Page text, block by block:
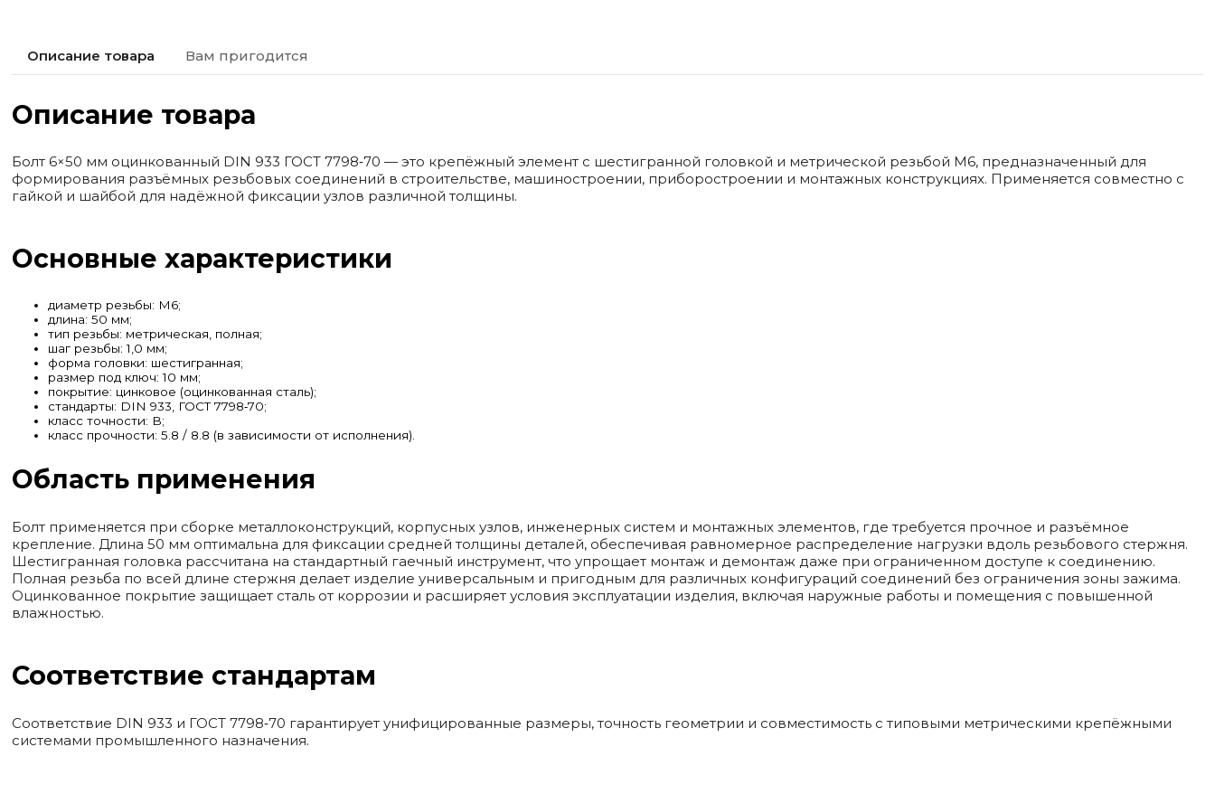
Описание товара Вам пригодится
Описание товара
Болт 6×50 мм оцинкованный DIN 933 ГОСТ 7798‑70 — это крепёжный элемент с шестигранной головкой и метрической резьбой М6, предназначенный для
формирования разъёмных резьбовых соединений в строительстве, машиностроении, приборостроении и монтажных конструкциях. Применяется совместно с
гайкой и шайбой для надёжной фиксации узлов различной толщины.
Основные характеристики
диаметр резьбы: М6;
длина: 50 мм;
тип резьбы: метрическая, полная;
шаг резьбы: 1,0 мм;
форма головки: шестигранная;
размер под ключ: 10 мм;
покрытие: цинковое (оцинкованная сталь);
стандарты: DIN 933, ГОСТ 7798‑70;
класс точности: B;
класс прочности: 5.8 / 8.8 (в зависимости от исполнения).
Область применения
Болт применяется при сборке металлоконструкций, корпусных узлов, инженерных систем и монтажных элементов, где требуется прочное и разъёмное
крепление. Длина 50 мм оптимальна для фиксации средней толщины деталей, обеспечивая равномерное распределение нагрузки вдоль резьбового стержня.
Шестигранная головка рассчитана на стандартный гаечный инструмент, что упрощает монтаж и демонтаж даже при ограниченном доступе к соединению.
Полная резьба по всей длине стержня делает изделие универсальным и пригодным для различных конфигураций соединений без ограничения зоны зажима.
Оцинкованное покрытие защищает сталь от коррозии и расширяет условия эксплуатации изделия, включая наружные работы и помещения с повышенной
влажностью.
Соответствие стандартам
Соответствие DIN 933 и ГОСТ 7798‑70 гарантирует унифицированные размеры, точность геометрии и совместимость с типовыми метрическими крепёжными
системами промышленного назначения.